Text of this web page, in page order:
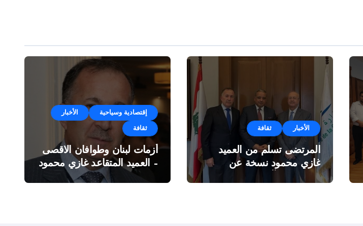
الأخبار ثقافة
المرتضى تسلم من العميد
غازي محمود نسخة عن
اطروحته “الآفاق المالية
إقتصادية وسياحية الأخبار
ثقافة
أزمات لبنان وطوافان الاقصى
– العميد المتقاعد غازي محمود